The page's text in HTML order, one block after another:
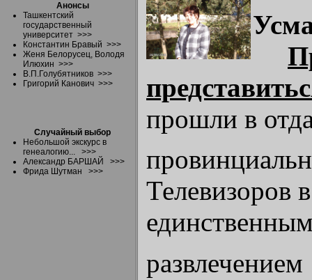
Анонсы
Ташкентский
государственный
университет >>>
Константин Бравый >>>
Женя Белорусец, Володя
Илюхин >>>
В.П.Голубятников >>>
Григорий Канович >>>
Случайный выбор
Небольшой экскурс в
генеалогию...
>>>
Александр БАРШАЙ
>>>
Фрида Шутман
>>>
прошли в
Телевизоров